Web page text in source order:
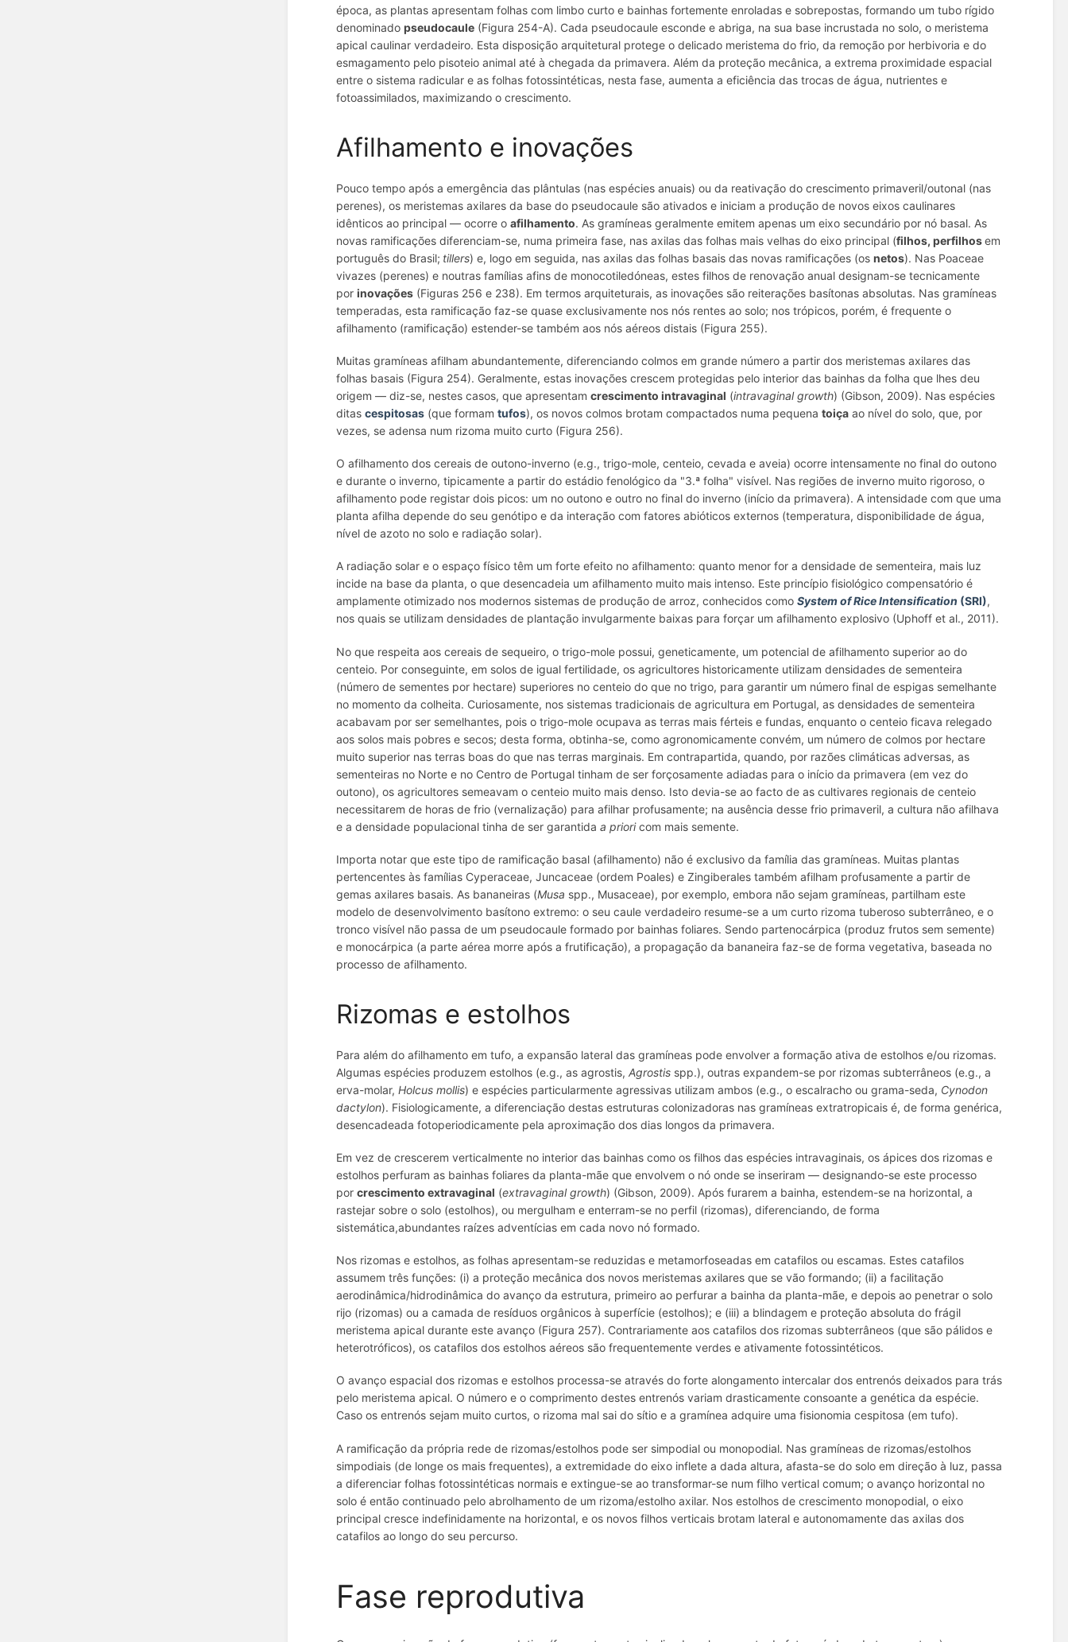
época, as plantas apresentam folhas com limbo curto e bainhas fortemente enroladas e sobrepostas, formando um tubo rígido
denominadopseudocaule (Figura 254-A). Cada pseudocaule esconde e abriga, na sua base incrustada no solo, o meristema
apical caulinar verdadeiro. Esta disposição arquitetural protege o delicado meristema do frio, da remoção por herbivoria e do
esmagamento pelo pisoteio animal até à chegada da primavera. Além da proteção mecânica, a extrema proximidade espacial
entre o sistema radicular e as folhas fotossintéticas, nesta fase, aumenta a eficiência das trocas de água, nutrientes e
fotoassimilados, maximizando o crescimento.
Afilhamento e inovações
Pouco tempo após a emergência das plântulas (nas espécies anuais) ou da reativação do crescimento primaveril/outonal (nas
perenes), os meristemas axilares da base do pseudocaule são ativados e iniciam a produção de novos eixos caulinares
idênticos ao principal — ocorre oafilhamento. As gramíneas geralmente emitem apenas um eixo secundário por nó basal. As
novas ramificações diferenciam-se, numa primeira fase, nas axilas das folhas mais velhas do eixo principal (filhos, perfilhosem
português do Brasil; tillers) e, logo em seguida, nas axilas das folhas basais das novas ramificações (osnetos). Nas Poaceae
vivazes (perenes) e noutras famílias afins de monocotiledóneas, estes filhos de renovação anual designam-se tecnicamente
porinovações (Figuras 256 e 238). Em termos arquiteturais, as inovações são reiterações basítonas absolutas. Nas gramíneas
temperadas, esta ramificação faz-se quase exclusivamente nos nós rentes ao solo; nos trópicos, porém, é frequente o
afilhamento (ramificação) estender-se também aos nós aéreos distais (Figura 255).
Muitas gramíneas afilham abundantemente, diferenciando colmos em grande número a partir dos meristemas axilares das
folhas basais (Figura 254). Geralmente, estas inovações crescem protegidas pelo interior das bainhas da folha que lhes deu
origem — diz-se, nestes casos, que apresentamcrescimento intravaginal (intravaginal growth) (Gibson, 2009). Nas espécies
ditascespitosas (que formamtufos), os novos colmos brotam compactados numa pequenatoiça ao nível do solo, que, por
vezes, se adensa num rizoma muito curto (Figura 256).
O afilhamento dos cereais de outono-inverno (e.g., trigo-mole, centeio, cevada e aveia) ocorre intensamente no final do outono
e durante o inverno, tipicamente a partir do estádio fenológico da "3.ª folha" visível. Nas regiões de inverno muito rigoroso, o
afilhamento pode registar dois picos: um no outono e outro no final do inverno (início da primavera). A intensidade com que uma
planta afilha depende do seu genótipo e da interação com fatores abióticos externos (temperatura, disponibilidade de água,
nível de azoto no solo e radiação solar).
A radiação solar e o espaço físico têm um forte efeito no afilhamento: quanto menor for a densidade de sementeira, mais luz
incide na base da planta, o que desencadeia um afilhamento muito mais intenso. Este princípio fisiológico compensatório é
amplamente otimizado nos modernos sistemas de produção de arroz, conhecidos comoSystem of Rice Intensification (SRI),
nos quais se utilizam densidades de plantação invulgarmente baixas para forçar um afilhamento explosivo (Uphoff et al., 2011).
No que respeita aos cereais de sequeiro, o trigo-mole possui, geneticamente, um potencial de afilhamento superior ao do
centeio. Por conseguinte, em solos de igual fertilidade, os agricultores historicamente utilizam densidades de sementeira
(número de sementes por hectare) superiores no centeio do que no trigo, para garantir um número final de espigas semelhante
no momento da colheita. Curiosamente, nos sistemas tradicionais de agricultura em Portugal, as densidades de sementeira
acabavam por ser semelhantes, pois o trigo-mole ocupava as terras mais férteis e fundas, enquanto o centeio ficava relegado
aos solos mais pobres e secos; desta forma, obtinha-se, como agronomicamente convém, um número de colmos por hectare
muito superior nas terras boas do que nas terras marginais. Em contrapartida, quando, por razões climáticas adversas, as
sementeiras no Norte e no Centro de Portugal tinham de ser forçosamente adiadas para o início da primavera (em vez do
outono), os agricultores semeavam o centeio muito mais denso. Isto devia-se ao facto de as cultivares regionais de centeio
necessitarem de horas de frio (vernalização) para afilhar profusamente; na ausência desse frio primaveril, a cultura não afilhava
e a densidade populacional tinha de ser garantidaa prioricom mais semente.
Importa notar que este tipo de ramificação basal (afilhamento) não é exclusivo da família das gramíneas. Muitas plantas
pertencentes às famílias Cyperaceae, Juncaceae (ordem Poales) e Zingiberales também afilham profusamente a partir de
gemas axilares basais. As bananeiras (Musa spp., Musaceae), por exemplo, embora não sejam gramíneas, partilham este
modelo de desenvolvimento basítono extremo: o seu caule verdadeiro resume-se a um curto rizoma tuberoso subterrâneo, e o
tronco visível não passa de um pseudocaule formado por bainhas foliares. Sendo partenocárpica (produz frutos sem semente)
e monocárpica (a parte aérea morre após a frutificação), a propagação da bananeira faz-se de forma vegetativa, baseada no
processo de afilhamento.
Rizomas e estolhos
Para além do afilhamento em tufo, a expansão lateral das gramíneas pode envolver a formação ativa de estolhos e/ou rizomas.
Algumas espécies produzem estolhos (e.g., as agrostis,Agrostis spp.), outras expandem-se por rizomas subterrâneos (e.g., a
erva-molar,Holcus mollis) e espécies particularmente agressivas utilizam ambos (e.g., o escalracho ou grama-seda, Cynodon
dactylon). Fisiologicamente, a diferenciação destas estruturas colonizadoras nas gramíneas extratropicais é, de forma genérica,
desencadeada fotoperiodicamente pela aproximação dos dias longos da primavera.
Em vez de crescerem verticalmente no interior das bainhas como os filhos das espécies intravaginais, os ápices dos rizomas e
estolhos perfuram as bainhas foliares da planta-mãe que envolvem o nó onde se inseriram — designando-se este processo
porcrescimento extravaginal (extravaginal growth) (Gibson, 2009). Após furarem a bainha, estendem-se na horizontal, a
rastejar sobre o solo (estolhos), ou mergulham e enterram-se no perfil (rizomas), diferenciando, de forma
sistemática,abundantes raízes adventícias em cada novo nó formado.
Nos rizomas e estolhos, as folhas apresentam-se reduzidas e metamorfoseadas em catafilos ou escamas. Estes catafilos
assumem três funções: (i) a proteção mecânica dos novos meristemas axilares que se vão formando; (ii) a facilitação
aerodinâmica/hidrodinâmica do avanço da estrutura, primeiro ao perfurar a bainha da planta-mãe, e depois ao penetrar o solo
rijo (rizomas) ou a camada de resíduos orgânicos à superfície (estolhos); e (iii) a blindagem e proteção absoluta do frágil
meristema apical durante este avanço (Figura 257). Contrariamente aos catafilos dos rizomas subterrâneos (que são pálidos e
heterotróficos), os catafilos dos estolhos aéreos são frequentemente verdes e ativamente fotossintéticos.
O avanço espacial dos rizomas e estolhos processa-se através do forte alongamento intercalar dos entrenós deixados para trás
pelo meristema apical. O número e o comprimento destes entrenós variam drasticamente consoante a genética da espécie.
Caso os entrenós sejam muito curtos, o rizoma mal sai do sítio e a gramínea adquire uma fisionomia cespitosa (em tufo).
A ramificação da própria rede de rizomas/estolhos pode ser simpodial ou monopodial. Nas gramíneas de rizomas/estolhos
simpodiais (de longe os mais frequentes), a extremidade do eixo inflete a dada altura, afasta-se do solo em direção à luz, passa
a diferenciar folhas fotossintéticas normais e extingue-se ao transformar-se num filho vertical comum; o avanço horizontal no
solo é então continuado pelo abrolhamento de um rizoma/estolho axilar. Nos estolhos de crescimento monopodial, o eixo
principal cresce indefinidamente na horizontal, e os novos filhos verticais brotam lateral e autonomamente das axilas dos
catafilos ao longo do seu percurso.
Fase reprodutiva